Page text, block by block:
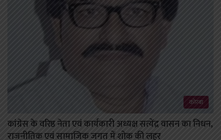
कोरबा
कांग्रेस के वरिष्ठ नेता एवं कार्यकारी अध्यक्ष सत्येंद्र वासन का निधन,
राजनीतिक एवं सामाजिक जगत में शोक की लहर